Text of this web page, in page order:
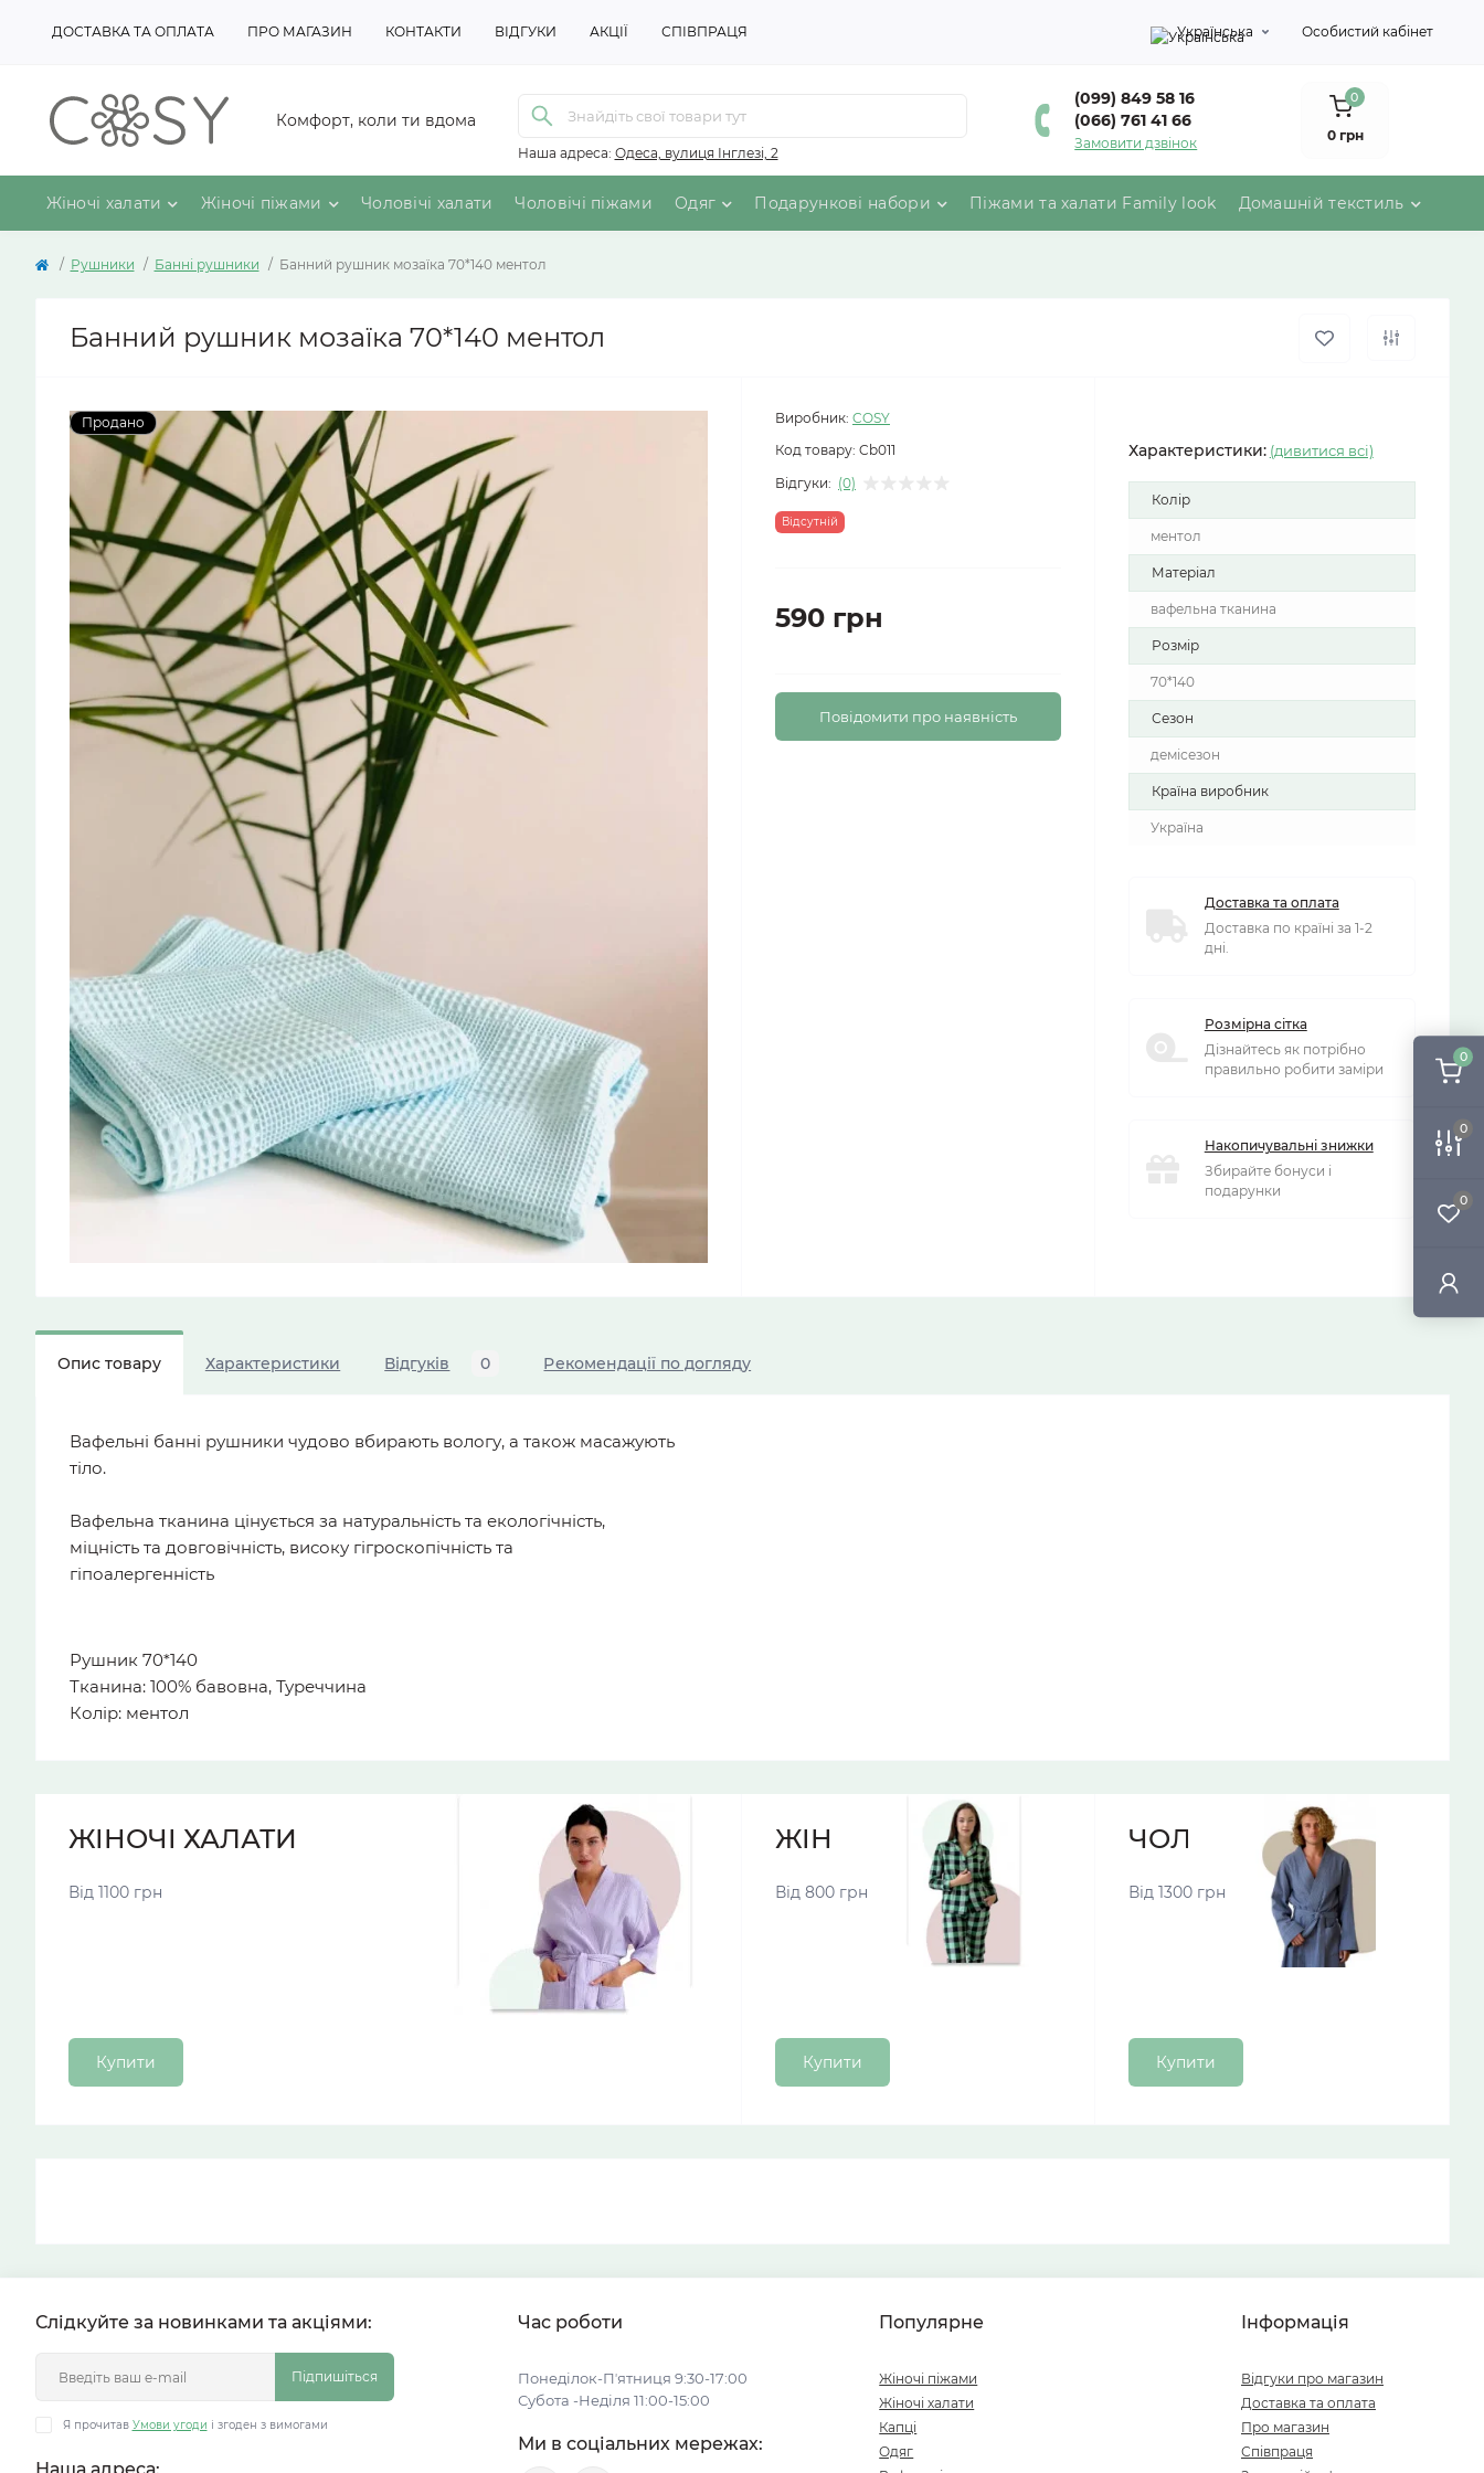
0
0
0
ДОСТАВКА ТА ОПЛАТА ПРО МАГАЗИН КОНТАКТИ ВІДГУКИ АКЦІЇ СПІВПРАЦЯ Українська Особистий кабінет
Комфорт, коли ти вдома
Наша адреса: Одеса, вулиця Інглезі, 2
(099) 849 58 16
(066) 761 41 66
Замовити дзвінок
0
0 грн
Жіночі халати Жіночі піжами Чоловічі халати Чоловічі піжами Одяг Подарункові набори Піжами та халати Family look Домашній текстиль
Рушники Банні рушники Банний рушник мозаїка 70*140 ментол
Банний рушник мозаїка 70*140 ментол
Продано Виробник: COSY
Код товару: Cb011
Відгуки: (0)
Відсутній
590 грн
Повідомити про наявність
Характеристики: (дивитися всі)
Колір
ментол
Матеріал
вафельна тканина
Розмір
70*140
Сезон
демісезон
Країна виробник
Україна
Доставка та оплата
Доставка по країні за 1-2
дні.
Розмірна сітка
Дізнайтесь як потрібно
правильно робити заміри
Накопичувальні знижки
Збирайте бонуси і
подарунки
Опис товару Характеристики Відгуків 0 Рекомендації по догляду
Вафельні банні рушники чудово вбирають вологу, а також масажують
тіло.
Вафельна тканина цінується за натуральність та екологічність,
міцність та довговічність, високу гігроскопічність та
гіпоалергенність
Рушник 70*140
Тканина: 100% бавовна, Туреччина
Колір: ментол
ЖІНОЧІ ХАЛАТИ
Від 1100 грн
Купити
ЖІНОЧІ ПІЖАМИ
Від 800 грн
Купити
ЧОЛОВІЧІ ХАЛАТИ
Від 1300 грн
Купити
Слідкуйте за новинками та акціями:
Підпишіться
Я прочитав Умови угоди і згоден з вимогами
Час роботи
Понеділок-Пʼятниця 9:30-17:00
Субота -Неділя 11:00-15:00
Ми в соціальних мережах:
Популярне
Жіночі піжами
Жіночі халати
Капці
Одяг
Інформація
Відгуки про магазин
Доставка та оплата
Про магазин
Співпраця